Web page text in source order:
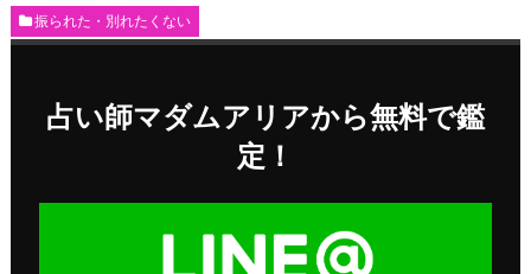
振られた・別れたくない
占い師マダムアリアから無料で鑑
定！